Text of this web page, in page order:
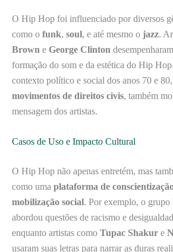
O Hip Hop foi influenciado por diversos
como o funk, soul, e até mesmo o jazz.
Brown e George Clinton
formação do som e da estética do Hip
contexto político e social dos anos 70 e
movimentos de direitos civis, também
mensagem dos artistas.
Casos de Uso e Impacto Cultural
O Hip Hop não apenas entretém, mas
como uma plataforma de
mobilização social. Por exemplo, o grupo
abordou questões de racismo e
enquanto artistas como Tupac Shakur e
usaram suas letras para narrar as duras